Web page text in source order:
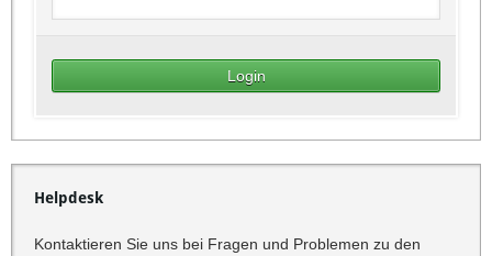
Helpdesk
Kontaktieren Sie uns bei Fragen und Problemen zu den